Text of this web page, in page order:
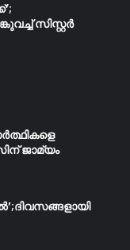
സിസ്റ്റർ
ജാമ്യം